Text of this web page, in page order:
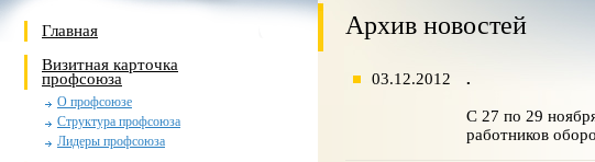
Главная
Визитная карточка
профсоюза
О профсоюзе
Структура профсоюза
Лидеры профсоюза
Архив новостей
03.12.2012 .
С 27 по 29
работников